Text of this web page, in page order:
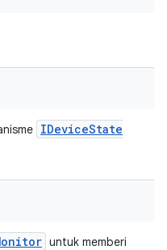
IDeviceState
untuk memberi